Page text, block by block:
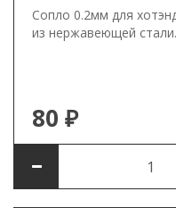
Сопло 0.2мм для
из нержавеющей
80 ₽